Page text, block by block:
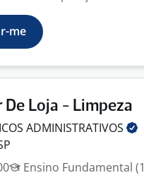
me
De Loja - Limpeza
ADMINISTRATIVOS
Ensino Fundamental